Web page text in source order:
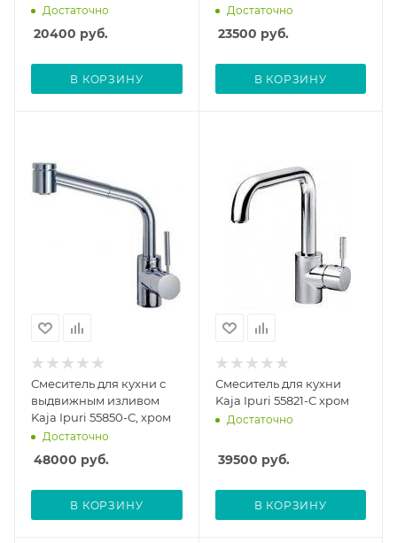
Достаточно
20400 руб.
В КОРЗИНУ
Достаточно
23500 руб.
В КОРЗИНУ
Смеситель для кухни с
выдвижным изливом
Kaja Ipuri 55850-С, хром
Достаточно
48000 руб.
В КОРЗИНУ
Смеситель для кухни
Kaja Ipuri 55821-C хром
Достаточно
39500 руб.
В КОРЗИНУ